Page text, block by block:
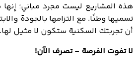
هذه المشاريع ليست مجرد مباني؛
تسميها وطنًا. مع التزامها بالجودة
أن تجربتك السكنية ستكون لا مثيل لها.
لا تفوت الفرصة - تصرف الآن!